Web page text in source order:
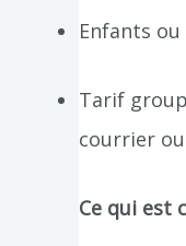
Enfants
Tarif
courrier
Ce qui est